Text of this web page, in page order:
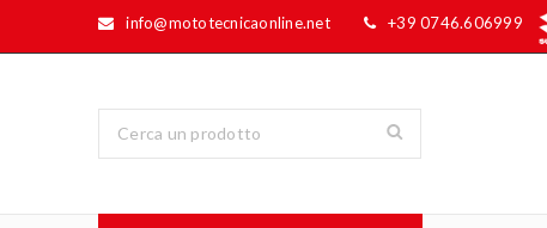
info@mototecnicaonline.net +39 0746.606999